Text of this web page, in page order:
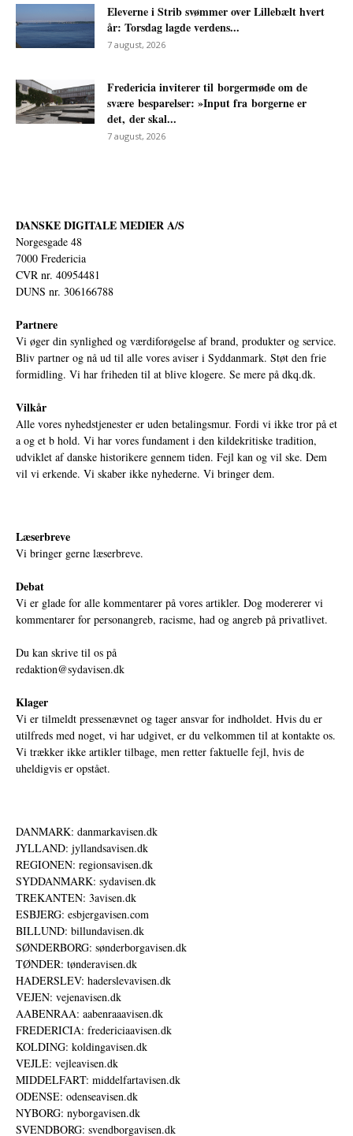
Eleverne i Strib svømmer over Lillebælt hvert
år: Torsdag lagde verdens...
7 august, 2026
Fredericia inviterer til borgermøde om de
svære besparelser: »Input fra borgerne er
det, der skal...
7 august, 2026
DANSKE DIGITALE MEDIER A/S
Norgesgade 48
7000 Fredericia
CVR nr. 40954481
DUNS nr. 306166788
Partnere
Vi øger din synlighed og værdiforøgelse af brand, produkter og service.
Bliv partner og nå ud til alle vores aviser i Syddanmark. Støt den frie
formidling. Vi har friheden til at blive klogere. Se mere på dkq.dk.
Vilkår
Alle vores nyhedstjenester er uden betalingsmur. Fordi vi ikke tror på et
a og et b hold. Vi har vores fundament i den kildekritiske tradition,
udviklet af danske historikere gennem tiden. Fejl kan og vil ske. Dem
vil vi erkende. Vi skaber ikke nyhederne. Vi bringer dem.
Læserbreve
Vi bringer gerne læserbreve.
Debat
Vi er glade for alle kommentarer på vores artikler. Dog modererer vi
kommentarer for personangreb, racisme, had og angreb på privatlivet.
Du kan skrive til os på
redaktion@sydavisen.dk
Klager
Vi er tilmeldt pressenævnet og tager ansvar for indholdet. Hvis du er
utilfreds med noget, vi har udgivet, er du velkommen til at kontakte os.
Vi trækker ikke artikler tilbage, men retter faktuelle fejl, hvis de
uheldigvis er opstået.
DANMARK: danmarkavisen.dk
JYLLAND: jyllandsavisen.dk
REGIONEN: regionsavisen.dk
SYDDANMARK: sydavisen.dk
TREKANTEN: 3avisen.dk
ESBJERG: esbjergavisen.com
BILLUND: billundavisen.dk
SØNDERBORG: sønderborgavisen.dk
TØNDER: tønderavisen.dk
HADERSLEV: haderslevavisen.dk
VEJEN: vejenavisen.dk
AABENRAA: aabenraaavisen.dk
FREDERICIA: fredericiaavisen.dk
KOLDING: koldingavisen.dk
VEJLE: vejleavisen.dk
MIDDELFART: middelfartavisen.dk
ODENSE: odenseavisen.dk
NYBORG: nyborgavisen.dk
SVENDBORG: svendborgavisen.dk